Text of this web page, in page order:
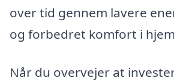
over tid gennem lavere
og forbedret komfort i
Når du overvejer at